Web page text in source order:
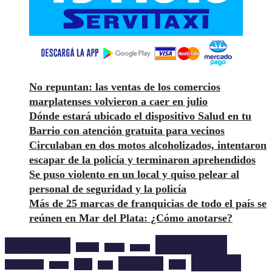
No repuntan: las ventas de los comercios
marplatenses volvieron a caer en julio
Dónde estará ubicado el dispositivo Salud en tu
Barrio con atención gratuita para vecinos
Circulaban en dos motos alcoholizados, intentaron
escapar de la policía y terminaron aprehendidos
Se puso violento en un local y quiso pelear al
personal de seguridad y la policía
Más de 25 marcas de franquicias de todo el país se
reúnen en Mar del Plata: ¿Cómo anotarse?